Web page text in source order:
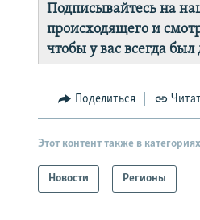
Подписывайтесь на
происходящего и
чтобы у вас всегда
Поделиться
Этот контент также в категориях
Новости Регионы